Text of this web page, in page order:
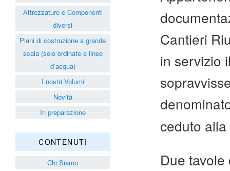
Cantieri
in servizio
ceduto
Due
Attrezzature e Componenti
diversi
Piani di costruzione a grande
scala (solo ordinate e linee
d’acqua)
I nostri Volumi
Novità
In preparazione
CONTENUTI
Chi Siamo